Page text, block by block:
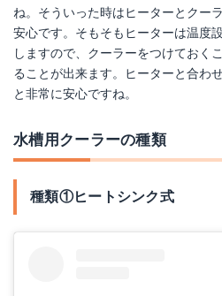
楽天で詳細を見る
ね。そういった時はヒーターとクー
安心です。そもそもヒーターは温度
しますので、クーラーをつけておく
ることが出来ます。ヒーターと合わ
と非常に安心ですね。
水槽用クーラーの種類
種類①ヒートシンク式